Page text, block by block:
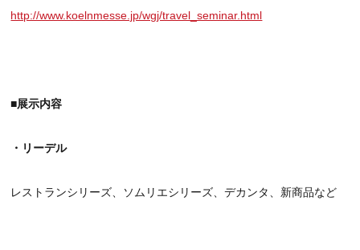
http://www.koelnmesse.jp/wgj/travel_seminar.html
■展示内容
・リーデル
レストランシリーズ、ソムリエシリーズ、デカンタ、新商品など